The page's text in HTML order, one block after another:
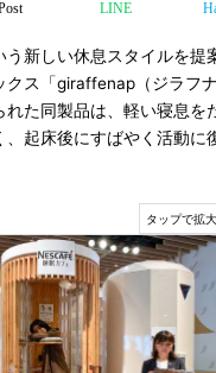
LINE
新しい休息スタイルを提
クス「giraffenap（ジラフ
れた同製品は、軽い寝息を
、起床後にすばやく活動に